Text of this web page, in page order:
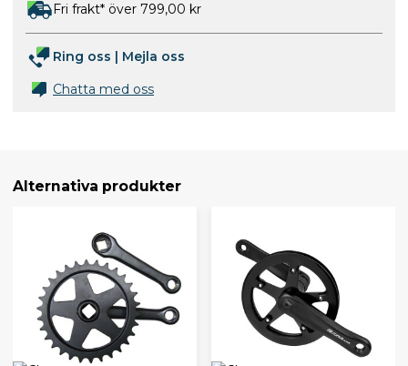
Fri frakt* över 799,00 kr
Ring oss | Mejla oss
Chatta med oss
Alternativa produkter